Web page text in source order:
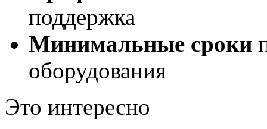
поддержка
Минимальные сроки
оборудования
Это интересно